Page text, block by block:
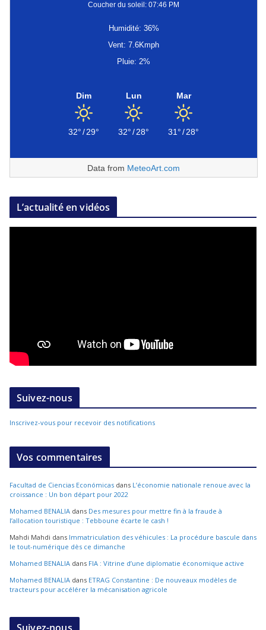
Coucher du soleil: 07:46 PM
Humidité: 36%
Vent: 7.6Kmph
Pluie: 2%
Dim
32°/29°
Lun
32°/28°
Mar
31°/28°
Data from MeteoArt.com
L’actualité en vidéos
Suivez-nous
Inscrivez-vous pour recevoir des notifications
Vos commentaires
Facultad de Ciencias Económicas dans L’économie nationale renoue avec la
croissance : Un bon départ pour 2022
Mohamed BENALIA dans Des mesures pour mettre fin à la fraude à
l’allocation touristique : Tebboune écarte le cash !
Mahdi Mahdi dans Immatriculation des véhicules : La procédure bascule dans
le tout-numérique dès ce dimanche
Mohamed BENALIA dans FIA : Vitrine d’une diplomatie économique active
Mohamed BENALIA dans ETRAG Constantine : De nouveaux modèles de
tracteurs pour accélérer la mécanisation agricole